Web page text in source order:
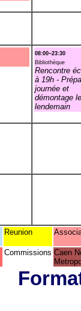
08:00~23:30
Bibliothèque
Rencontre
à 19h -
journée et
démontage le
lendemain
Reunion
Commissions Caen